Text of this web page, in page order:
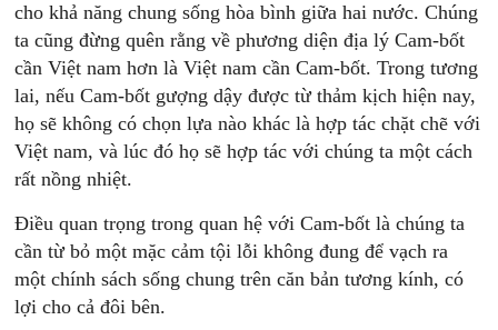
cho khả năng chung sống hòa bình giữa hai nước. Chúng
ta cũng đừng quên rằng về phương diện địa lý Cam-bốt
cần Việt nam hơn là Việt nam cần Cam-bốt. Trong tương
lai, nếu Cam-bốt gượng dậy được từ thảm kịch hiện nay,
họ sẽ không có chọn lựa nào khác là hợp tác chặt chẽ với
Việt nam, và lúc đó họ sẽ hợp tác với chúng ta một cách
rất nồng nhiệt.
Điều quan trọng trong quan hệ với Cam-bốt là chúng ta
cần từ bỏ một mặc cảm tội lỗi không đung để vạch ra
một chính sách sống chung trên căn bản tương kính, có
lợi cho cả đôi bên.